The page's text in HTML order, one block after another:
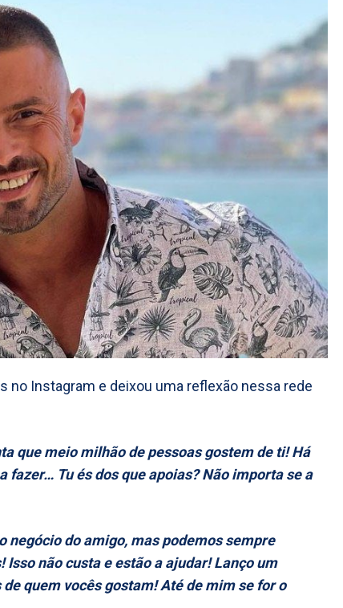
no Instagram e deixou uma reflexão nessa rede
que meio milhão de pessoas gostem de ti! Há
fazer… Tu és dos que apoias? Não importa se a
negócio do amigo, mas podemos sempre
não custa e estão a ajudar! Lanço um
quem vocês gostam! Até de mim se for o